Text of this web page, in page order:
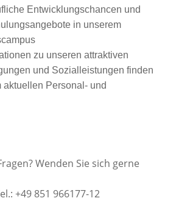
Entwicklungschancen und
in unserem
zu unseren attraktiven
und Sozialleistungen finden
aktuellen Personal- und
Wenden Sie sich gerne
+49 851 966177-12